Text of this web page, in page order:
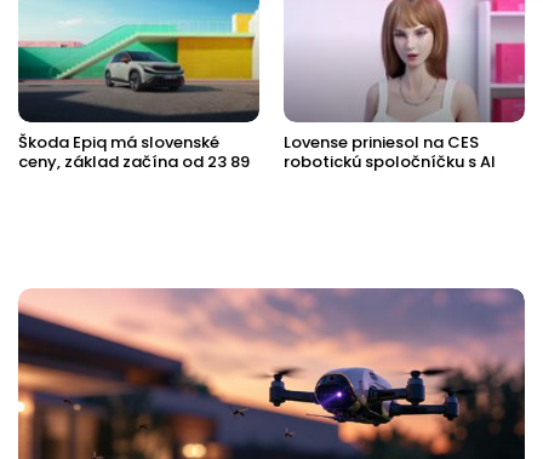
Škoda Epiq má slovenské
ceny, základ začína od 23 89
Lovense priniesol na CES
robotickú spoločníčku s AI